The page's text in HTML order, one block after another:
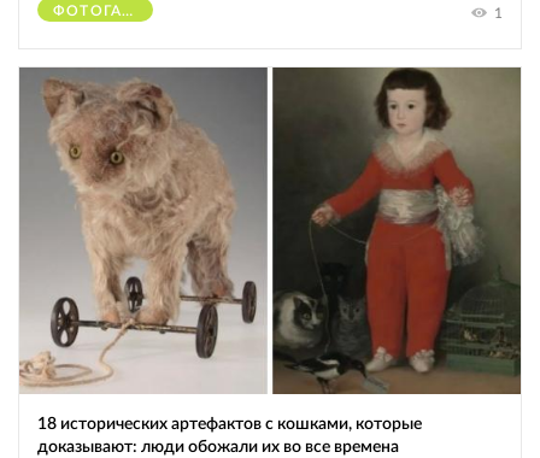
ФОТОГАФЫ 1
18 исторических артефактов с кошками, которые
доказывают: люди обожали их во все времена